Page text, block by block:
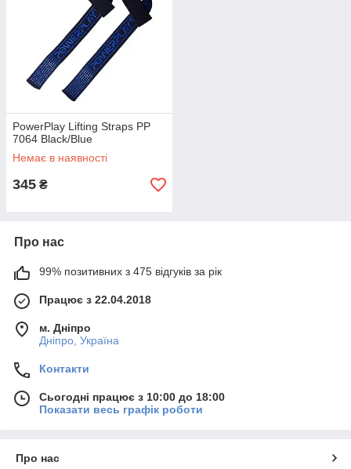
PowerPlay Lifting Straps PP
7064 Black/Blue
Немає в наявності
345 ₴
Про нас
99% позитивних з 475 відгуків за рік
Працює з 22.04.2018
м. Дніпро
Дніпро, Україна
Контакти
Сьогодні працює з 10:00 до 18:00
Показати весь графік роботи
Про нас